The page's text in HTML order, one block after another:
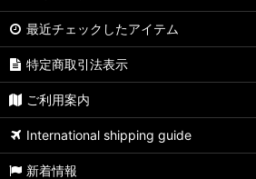
最近チェックしたアイテム
特定商取引法表示
ご利用案内
International shipping guide
新着情報